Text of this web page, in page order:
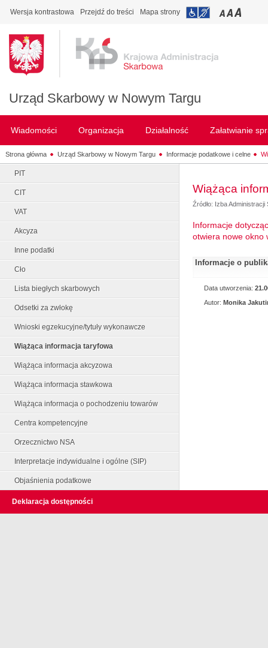
Wersja kontrastowa Przejdź do treści Mapa strony
Urząd Skarbowy w Nowym Targu
Wiadomości Organizacja Działalność Załatwianie
Strona główna Urząd Skarbowy w Nowym Targu Informacje podatkowe i celne
PIT
CIT
VAT
Akcyza
Inne podatki
Cło
Lista biegłych skarbowych
Odsetki za zwłokę
Wnioski egzekucyjne/tytuły wykonawcze
Wiążąca informacja taryfowa
Wiążąca informacja akcyzowa
Wiążąca informacja stawkowa
Wiążąca informacja o pochodzeniu towarów
Centra kompetencyjne
Orzecznictwo NSA
Interpretacje indywidualne i ogólne (SIP)
Objaśnienia podatkowe
Wiążąca
Źródło: Izba
Informacje
otwiera nowe okno
Informacje o
Data utworzenia:
Autor: Monika
Deklaracja dostępności